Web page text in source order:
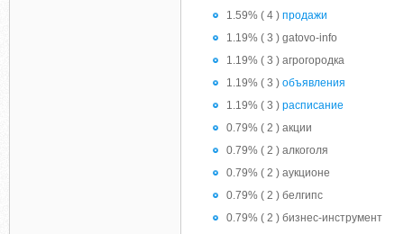
1.59% ( 4 ) продажи
1.19% ( 3 ) gatovo-info
1.19% ( 3 ) агрогородка
1.19% ( 3 ) объявления
1.19% ( 3 ) расписание
0.79% ( 2 ) акции
0.79% ( 2 ) алкоголя
0.79% ( 2 ) аукционе
0.79% ( 2 ) белгипс
0.79% ( 2 ) бизнес-инструмент